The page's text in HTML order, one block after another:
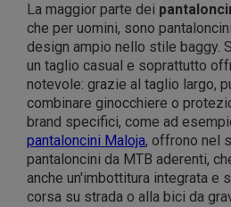
La maggior parte dei
che per uomini, sono
design ampio nello stile baggy.
un taglio casual e soprattutto
notevole: grazie al taglio largo,
combinare ginocchiere o
brand specifici, come ad
pantaloncini Maloja, offrono nel
pantaloncini da MTB aderenti,
anche un'imbottitura integrata e
corsa su strada o alla bici da